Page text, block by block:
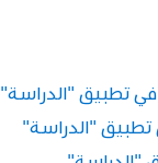
في تطبيق "الدراسة"
تطبيق "الدراسة"